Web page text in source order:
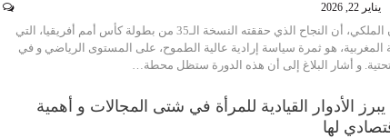
يناير 22, 2026
أكد بلاغ للديوان الملكي، أن النجاح الذي حققته النسخة الـ35 من بطولة كأس أمم أفريقيا، التي
المغربية، هو ثمرة سياسة إرادية عالية الطموح، على المستوى الرياضي و في
و أشار البلاغ إلى أن هذه الدورة ستظل محطة…
يبرز الأدوار القيادية للمرأة في شتى المجالات و أهمية
لها